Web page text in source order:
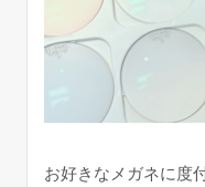
お好きなメガネに度